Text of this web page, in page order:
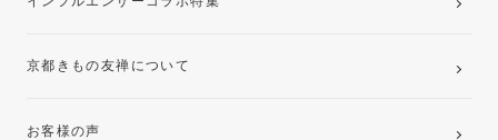
京都きもの友禅について
お客様の声